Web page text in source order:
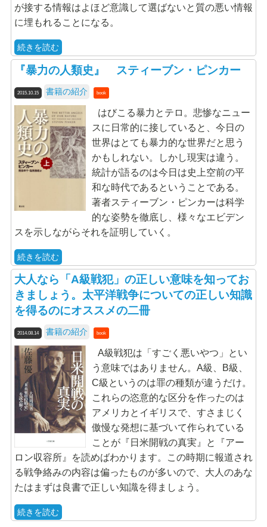
が接する情報はよほど意識して選ばないと質の悪い情報
に埋もれることになる。
続きを読む
『暴力の人類史』 スティーブン・ピンカー
2015.10.15 書籍の紹介 book
はびこる暴力とテロ。悲惨なニュー
スに日常的に接していると、今日の
世界はとても暴力的な世界だと思う
かもしれない。しかし現実は違う。
統計が語るのは今日は史上空前の平
和な時代であるということである。
著者スティーブン・ピンカーは科学
的な姿勢を徹底し、様々なエビデン
スを示しながらそれを証明していく。
続きを読む
大人なら「A級戦犯」の正しい意味を知ってお
きましょう。太平洋戦争についての正しい知識
を得るのにオススメの二冊
2014.08.14 書籍の紹介 book
A級戦犯は「すごく悪いやつ」とい
う意味ではありません。A級、B級、
C級というのは罪の種類が違うだけ。
これらの恣意的な区分を作ったのは
アメリカとイギリスで、すさまじく
傲慢な発想に基づいて作られている
ことが『日米開戦の真実』と『アー
ロン収容所』を読めばわかります。この時期に報道され
る戦争絡みの内容は偏ったものが多いので、大人のあな
たはまずは良書で正しい知識を得ましょう。
続きを読む